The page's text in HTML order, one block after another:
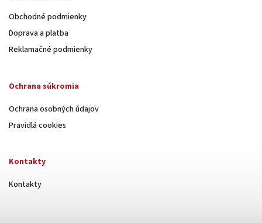
Obchodné podmienky
Doprava a platba
Reklamačné podmienky
Ochrana súkromia
Ochrana osobných údajov
Pravidlá cookies
Kontakty
Kontakty